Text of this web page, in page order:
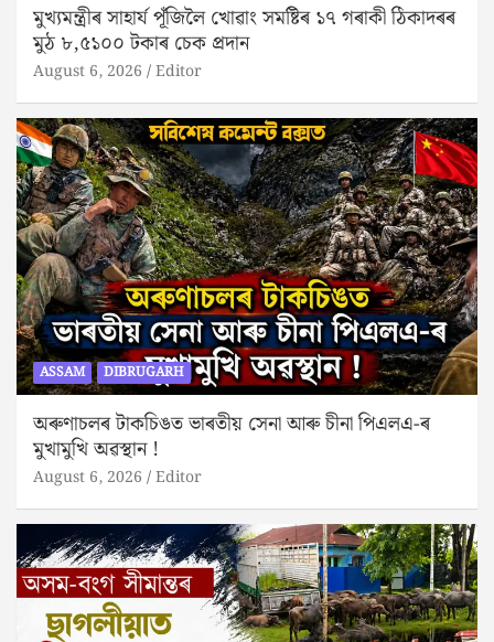
মুখ্যমন্ত্ৰীৰ সাহাৰ্য পূঁজিলৈ খোৱাং সমষ্টিৰ ১৭ গৰাকী ঠিকাদৰৰ
মুঠ ৮,৫১০০ টকাৰ চেক প্ৰদান
August 6, 2026 Editor
ASSAM DIBRUGARH
অৰুণাচলৰ টাকচিঙত ভাৰতীয় সেনা আৰু চীনা পিএলএ-ৰ
মুখামুখি অৱস্থান !
August 6, 2026 Editor